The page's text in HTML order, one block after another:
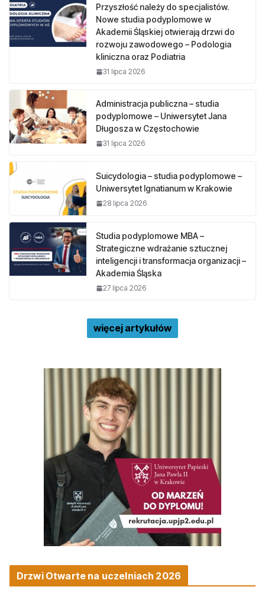
Przyszłość należy do specjalistów.
Nowe studia podyplomowe w
Akademii Śląskiej otwierają drzwi do
rozwoju zawodowego – Podologia
kliniczna oraz Podiatria
31 lipca 2026
Administracja publiczna – studia
podyplomowe – Uniwersytet Jana
Długosza w Częstochowie
31 lipca 2026
Suicydologia – studia podyplomowe –
Uniwersytet Ignatianum w Krakowie
28 lipca 2026
Studia podyplomowe MBA –
Strategiczne wdrażanie sztucznej
inteligencji i transformacja organizacji –
Akademia Śląska
27 lipca 2026
więcej artykułów
Drzwi Otwarte na uczelniach 2026